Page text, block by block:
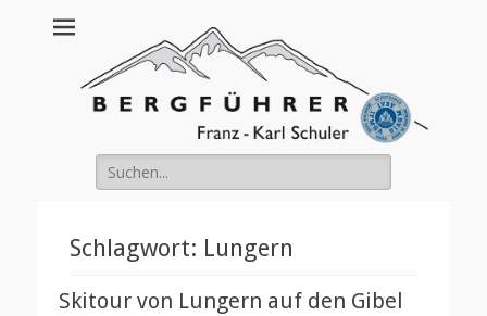
Franz Schuler
Suche
nach:
Schlagwort: Lungern
Skitour von Lungern auf den Gibel